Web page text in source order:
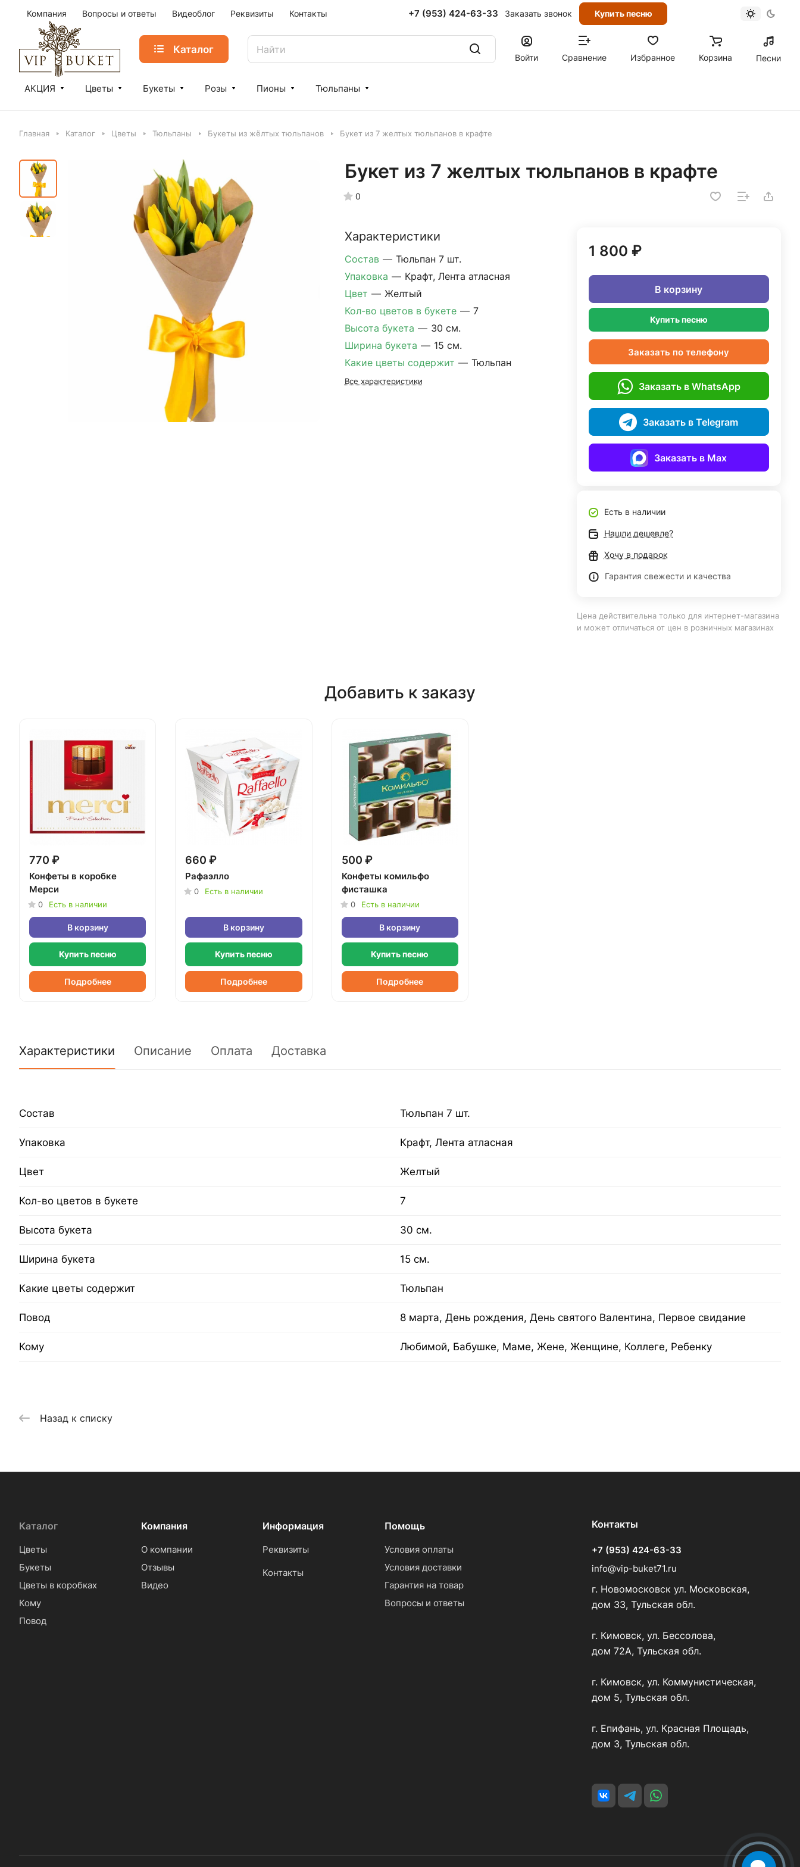
Компания Вопросы и ответы Видеоблог Реквизиты Контакты +7 (953) 424-63-33 Заказать звонок Купить песню
Каталог
Войти Сравнение Избранное Корзина Песни
АКЦИЯ Цветы Букеты Розы Пионы Тюльпаны
Главная Каталог Цветы Тюльпаны Букеты из жёлтых тюльпанов Букет из 7 желтых тюльпанов в крафте
Букет из 7 желтых тюльпанов в крафте
0
Характеристики
Состав — Тюльпан 7 шт.
Упаковка — Крафт, Лента атласная
Цвет — Желтый
Кол-во цветов в букете — 7
Высота букета — 30 см.
Ширина букета — 15 см.
Какие цветы содержит — Тюльпан
Все характеристики
1 800 ₽
В корзину
Купить песню
Заказать по телефону
Заказать в WhatsApp
Заказать в Telegram
Заказать в Max
Есть в наличии
Нашли дешевле?
Хочу в подарок
Гарантия свежести и качества
Цена действительна только для интернет-магазина
и может отличаться от цен в розничных магазинах
Добавить к заказу
770 ₽
Конфеты в коробке
Мерси
0 Есть в наличии
В корзину
Купить песню
Подробнее
660 ₽
Рафаэлло
0 Есть в наличии
В корзину
Купить песню
Подробнее
500 ₽
Конфеты комильфо
фисташка
0 Есть в наличии
В корзину
Купить песню
Подробнее
Характеристики Описание Оплата Доставка
Состав Тюльпан 7 шт.
Упаковка Крафт, Лента атласная
Цвет Желтый
Кол-во цветов в букете 7
Высота букета 30 см.
Ширина букета 15 см.
Какие цветы содержит Тюльпан
Повод 8 марта, День рождения, День святого Валентина, Первое свидание
Кому Любимой, Бабушке, Маме, Жене, Женщине, Коллеге, Ребенку
Назад к списку
Каталог
Цветы
Букеты
Цветы в коробках
Кому
Повод
Компания
О компании
Отзывы
Видео
Информация
Реквизиты
Контакты
Помощь
Условия оплаты
Условия доставки
Гарантия на товар
Вопросы и ответы
Контакты
+7 (953) 424-63-33
info@vip-buket71.ru
г. Новомосковск ул. Московская,
дом 33, Тульская обл.
г. Кимовск, ул. Бессолова,
дом 72А, Тульская обл.
г. Кимовск, ул. Коммунистическая,
дом 5, Тульская обл.
г. Епифань, ул. Красная Площадь,
дом 3, Тульская обл.